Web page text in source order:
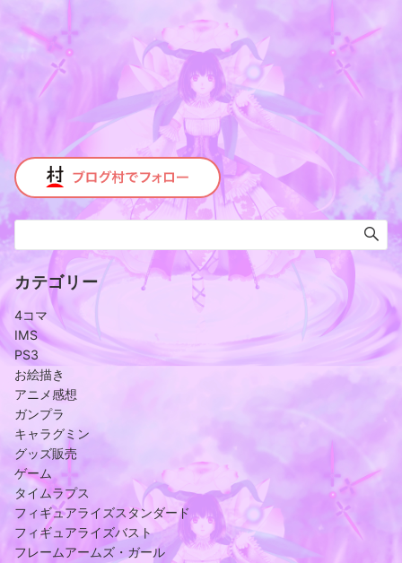
カテゴリー
4コマ
IMS
PS3
お絵描き
アニメ感想
ガンプラ
キャラグミン
グッズ販売
ゲーム
タイムラプス
フィギュアライズスタンダード
フィギュアライズバスト
フレームアームズ・ガール